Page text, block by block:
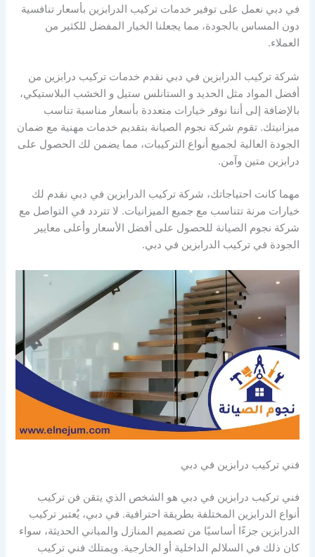
في دبي نعمل على توفير خدمات تركيب الدرابزين بأسعار تنافسية
دون المساس بالجودة، مما يجعلنا الخيار المفضل للكثير من
العملاء.
شركة تركيب الدرابزين في دبي نقدم خدمات تركيب درابزين من
أفضل المواد مثل الحديد و الستانلس ستيل و الخشب البلاستيكي،
بالإضافة إلى أننا نوفر خيارات متعددة بأسعار مناسبة تناسب
ميزانيتك. تقوم شركة نجوم الصيانة بتقديم خدمات مهنية مع ضمان
الجودة العالية لجميع أنواع التركيبات، مما يضمن لك الحصول على
درابزين متين وآمن.
مهما كانت احتياجاتك، شركة تركيب الدرابزين في دبي نقدم لك
خيارات مرنة تتناسب مع جميع الميزانيات. لا تتردد في التواصل مع
شركة نجوم الصيانة للحصول على أفضل الأسعار وأعلى معايير
الجودة في تركيب الدرابزين في دبي.
فني تركيب درابزين في دبي
فني تركيب درابزين في دبي هو الشخص الذي يتقن فن تركيب
أنواع الدرابزين المختلفة بطريقة احترافية. في دبي، يُعتبر تركيب
الدرابزين جزءًا أساسيًا من تصميم المنازل والمباني الحديثة، سواء
كان ذلك في السلالم الداخلية أو الخارجية. ويمتلك فني تركيب